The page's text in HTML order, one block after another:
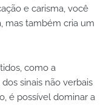
e carisma, você
mas também cria um
como a
sinais não verbais
é possível dominar a